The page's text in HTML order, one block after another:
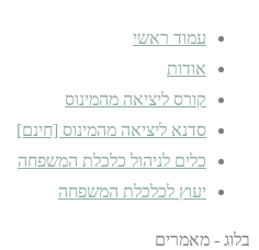
עמוד ראשי
אודות
קורס ליציאה מהמינוס
סדנא ליציאה מהמינוס [חינם]
כלים לניהול כלכלת המשפחה
יעוץ לכלכלת המשפחה
בלוג - מאמרים